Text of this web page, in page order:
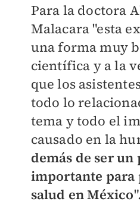
Para la doctora
Malacara "esta
una forma muy
científica y a la
que los
todo lo
tema y todo el
causado en la
demás de ser un
importante para
salud en México".